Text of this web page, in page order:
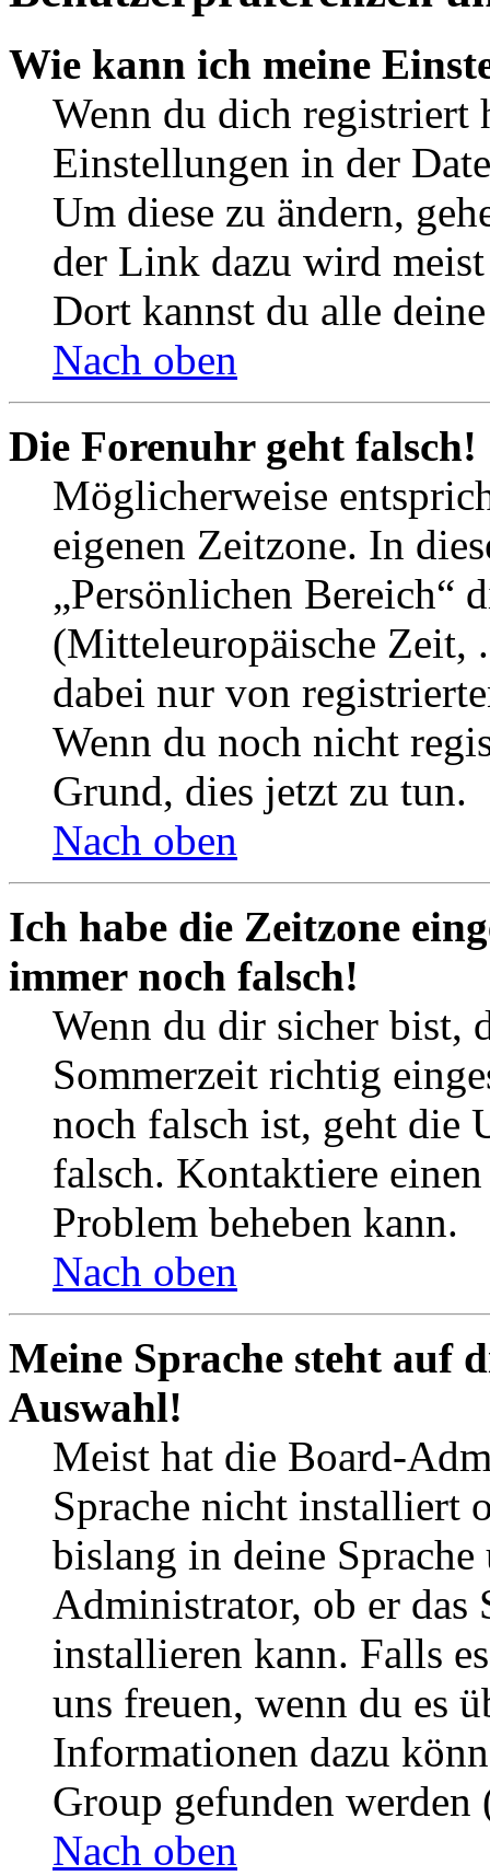
Wie kann ich meine
Wenn du dich registriert
Einstellungen in der
Um diese zu ändern,
der Link dazu wird
Dort kannst du alle
Nach oben
Die Forenuhr geht falsch!
Möglicherweise
eigenen Zeitzone. In
„Persönlichen Bereich“
(Mitteleuropäische Zeit,
dabei nur von
Wenn du noch nicht
Grund, dies jetzt zu tun.
Nach oben
Ich habe die Zeitzone
immer noch falsch!
Wenn du dir sicher bist,
Sommerzeit richtig
noch falsch ist, geht die
falsch. Kontaktiere
Problem beheben kann.
Nach oben
Meine Sprache steht auf
Auswahl!
Meist hat die Board-
Sprache nicht installiert
bislang in deine
Administrator, ob er das
installieren kann. Falls
uns freuen, wenn du es
Informationen dazu
Group gefunden
Nach oben